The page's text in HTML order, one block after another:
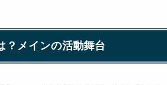
？メインの活動舞台